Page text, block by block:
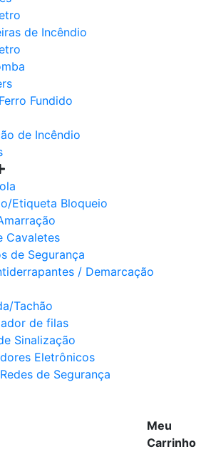
de Incêndio
Fundido
de Incêndio
Etiqueta Bloqueio
Cavaletes
de Segurança
/ Demarcação
Tachão
de filas
Sinalização
Eletrônicos
de Segurança
Meu
Carrinho